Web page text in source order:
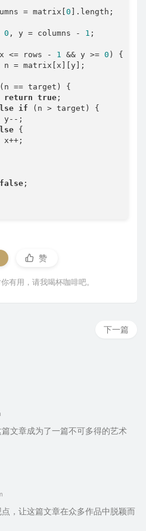
= matrix[0 ].length;
0 , y = columns - 1 ;
<= rows - 1 && y >= 0 ) {
n = matrix[x][y];
== target) {
return true ;
if (n > target) {
y--;
{
x++;
false ;
赞
有用，请我喝杯咖啡吧。
下一篇
文章成为了一篇不可多得的艺术
，让这篇文章在众多作品中脱颖而